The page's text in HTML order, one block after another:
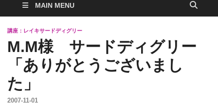
MAIN MENU
講座：レイキサードディグリー
M.M様 サードディグリー
「ありがとうございまし
た」
2007-11-01